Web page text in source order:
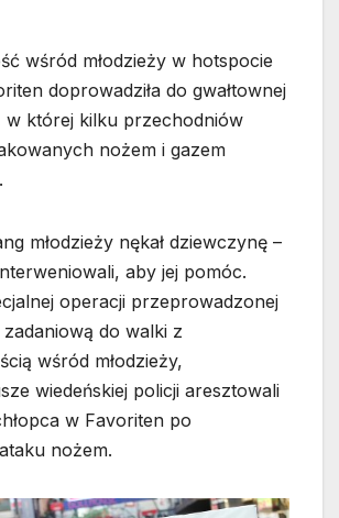
wśród młodzieży w hotspocie
doprowadziła do gwałtownej
w której kilku przechodniów
nożem i gazem
młodzieży nękał dziewczynę –
aby jej pomóc.
operacji przeprowadzonej
do walki z
wśród młodzieży,
wiedeńskiej policji aresztowali
w Favoriten po
nożem.